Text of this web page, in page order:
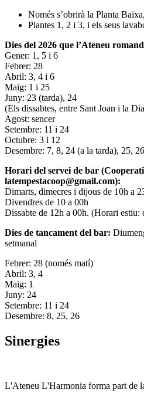
Només s’obrirà la Planta
Plantes 1, 2 i 3, i els seus
Dies del 2026 que l’Ateneu
Gener: 1, 5 i 6
Febrer: 28
Abril: 3, 4 i 6
Maig: 1 i 25
Juny: 23 (tarda), 24
(Els dissabtes, entre Sant Joan i la
Agost: sencer
Setembre: 11 i 24
Octubre: 3 i 12
Desembre: 7, 8, 24 (a la tarda), 25,
Horari del servei de bar
latempestacoop@gmail.com):
Dimarts, dimecres i dijous de 10h a
Divendres de 10 a 00h
Dissabte de 12h a 00h. (Horari estiu:
Dies de tancament del bar:
setmanal
Febrer: 28 (només matí)
Abril: 3, 4
Maig: 1
Juny: 24
Setembre: 11 i 24
Desembre: 8, 25, 26
Sinergies
L'Ateneu L'Harmonia forma part de